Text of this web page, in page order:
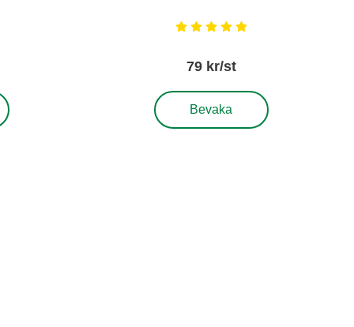
av 5
set med vit, orange och blå
Betyg: 5 stjärnor av 5
79 kr/st
Bevaka
, Pop-Up Flash Diffusor, vit